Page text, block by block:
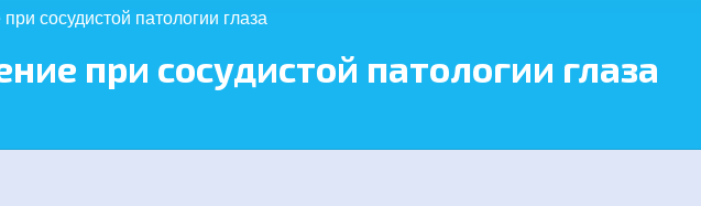
сосудистой патологии глаза
при сосудистой патологии глаза